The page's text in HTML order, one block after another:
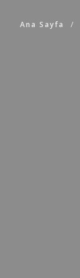
Ana Sayfa